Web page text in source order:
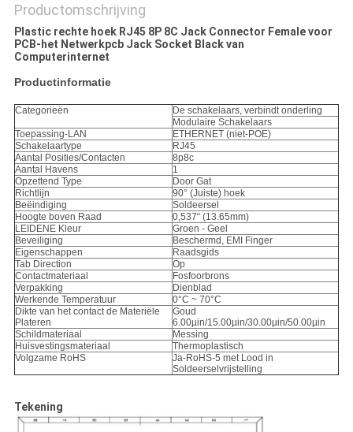
Productomschrijving
Plastic rechte hoek RJ45 8P 8C Jack Connector Female voor
PCB-het Netwerkpcb Jack Socket Black van
Computerinternet
Productinformatie
Categorieën
De schakelaars, verbindt onderling
Modulaire Schakelaars
Toepassing-LAN
ETHERNET (niet-POE)
Schakelaartype
RJ45
Aantal Posities/Contacten
8p8c
Aantal Havens
1
Opzettend Type
Door Gat
Richtlijn
90° (Juiste) hoek
Beëindiging
Soldeersel
Hoogte boven Raad
0,537“ (13.65mm)
LEIDENE Kleur
Groen - Geel
Beveiliging
Beschermd, EMI Finger
Eigenschappen
Raadsgids
Tab Direction
Op
Contactmateriaal
Fosfoorbrons
Verpakking
Dienblad
Werkende Temperatuur
0°C ~ 70°C
Dikte van het contact de Materiële
Plateren
Goud
6.00µin/15.00µin/30.00µin/50.00µin
Schildmateriaal
Messing
Huisvestingsmateriaal
Thermoplastisch
Volgzame RoHS
Ja-RoHS-5 met Lood in
Soldeerselvrijstelling
Tekening